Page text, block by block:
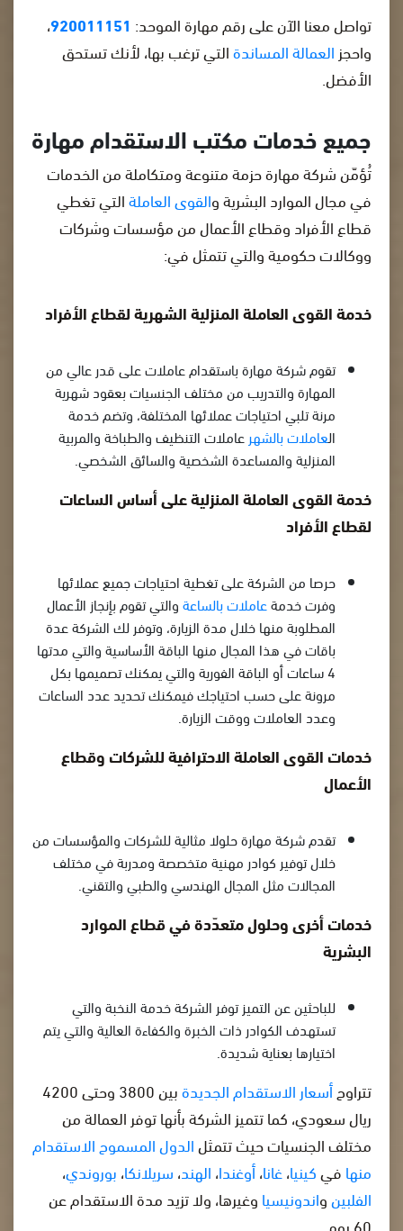
تواصل معنا الآن على رقم مهارة الموحد: 920011151،
واحجز العمالة المساندةالتي ترغب بها، لأنك تستحق
الأفضل.
جميع خدمات مكتب الاستقدام مهارة
تُؤمّن شركة مهارة حزمة متنوعة ومتكاملة من الخدمات
في مجال الموارد البشرية والقوى العاملةالتي تغطي
قطاع الأفراد وقطاع الأعمال من مؤسسات وشركات
ووكالات حكومية والتي تتمثل في:
خدمة القوى العاملة المنزلية الشهرية لقطاع الأفراد
تقوم شركة مهارة باستقدام عاملات على قدر عالي من
المهارة والتدريب من مختلف الجنسيات بعقود شهرية
مرنة تلبي احتياجات عملائها المختلفة، وتضم خدمة
العاملات بالشهرعاملات التنظيف والطباخة والمربية
المنزلية والمساعدة الشخصية والسائق الشخصي.
خدمة القوى العاملة المنزلية على أساس الساعات
لقطاع الأفراد
حرصا من الشركة على تغطية احتياجات جميع عملائها
وفرت خدمةعاملات بالساعةوالتي تقوم بإنجاز الأعمال
المطلوبة منها خلال مدة الزيارة، وتوفر لك الشركة عدة
باقات في هذا المجال منها الباقة الأساسية والتي مدتها
4 ساعات أو الباقة الفورية والتي يمكنك تصميمها بكل
مرونة على حسب احتياجك فيمكنك تحديد عدد الساعات
وعدد العاملات ووقت الزيارة.
خدمات القوى العاملة الاحترافية للشركات وقطاع
الأعمال
تقدم شركة مهارة حلولا مثالية للشركات والمؤسسات من
خلال توفير كوادر مهنية متخصصة ومدربة في مختلف
المجالات مثل المجال الهندسي والطبي والتقني.
خدمات أخرى وحلول متعدّدة في قطاع الموارد
البشرية
للباحثين عن التميز توفر الشركة خدمة النخبة والتي
تستهدف الكوادر ذات الخبرة والكفاءة العالية والتي يتم
اختيارها بعناية شديدة.
تتراوحأسعار الاستقدام الجديدة
بين 3800 وحتى 4200
ريال سعودي، كما تتميز الشركة بأنها توفر العمالة من
مختلف الجنسيات حيث تتمثلالدول المسموح الاستقدام
منهافيكينيا،غانا،أوغندا،الهند،سريلانكا،بوروندي،
الفلبينواندونيسياوغيرها، ولا تزيد مدة الاستقدام عن